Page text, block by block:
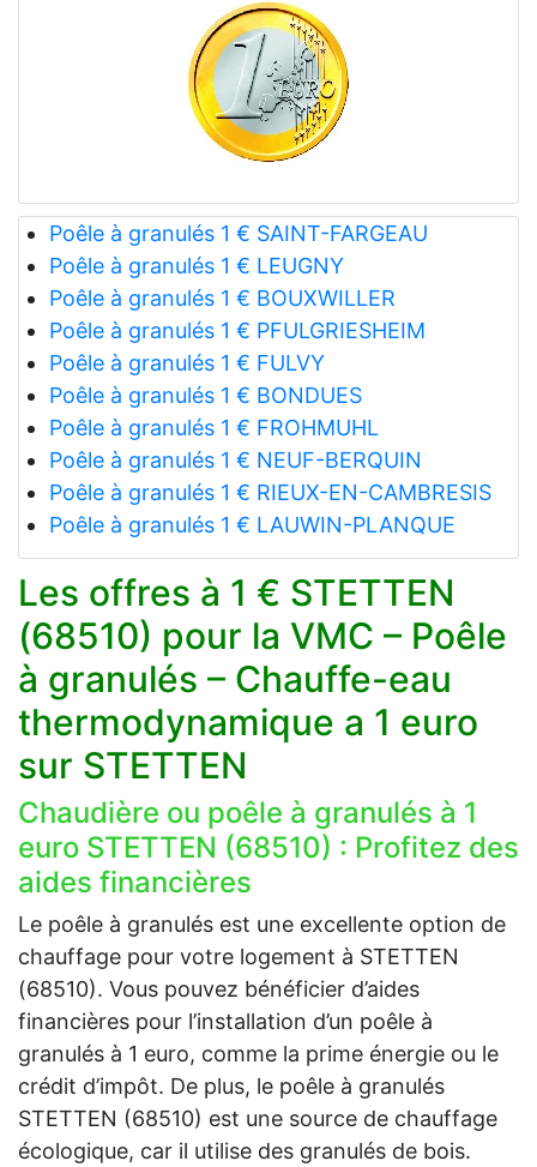
Poêle à granulés 1 € SAINT-FARGEAU
Poêle à granulés 1 € LEUGNY
Poêle à granulés 1 € BOUXWILLER
Poêle à granulés 1 € PFULGRIESHEIM
Poêle à granulés 1 € FULVY
Poêle à granulés 1 € BONDUES
Poêle à granulés 1 € FROHMUHL
Poêle à granulés 1 € NEUF-BERQUIN
Poêle à granulés 1 € RIEUX-EN-CAMBRESIS
Poêle à granulés 1 € LAUWIN-PLANQUE
Les offres à 1 € STETTEN
(68510) pour la VMC – Poêle
à granulés – Chauffe-eau
thermodynamique a 1 euro
sur STETTEN
Chaudière ou poêle à granulés à 1
euro STETTEN (68510) : Profitez des
aides financières
Le poêle à granulés est une excellente option de
chauffage pour votre logement à STETTEN
(68510). Vous pouvez bénéficier d’aides
financières pour l’installation d’un poêle à
granulés à 1 euro, comme la prime énergie ou le
crédit d’impôt. De plus, le poêle à granulés
STETTEN (68510) est une source de chauffage
écologique, car il utilise des granulés de bois.